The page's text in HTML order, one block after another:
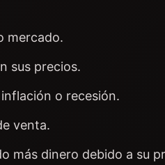
mercado.
sus precios.
o recesión.
venta.
más dinero debido a su